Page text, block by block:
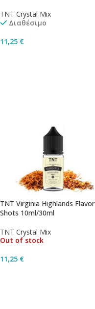
TNT Crystal Mix
Διαθέσιμο
11,25 €
TNT Virginia Highlands Flavor
Shots 10ml/30ml
TNT Crystal Mix
Out of stock
11,25 €